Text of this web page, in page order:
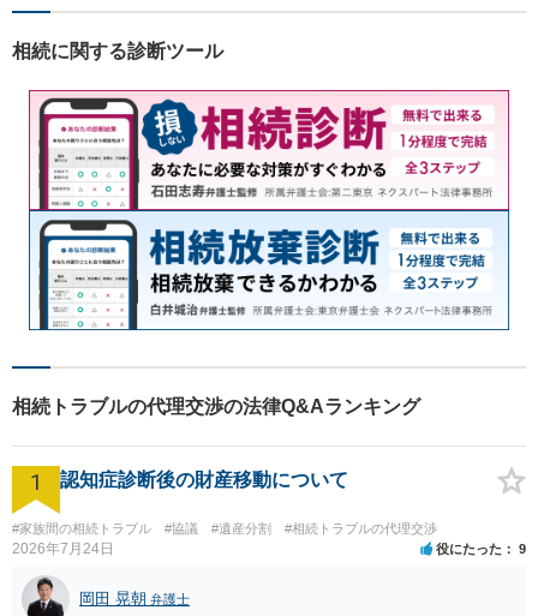
相続に関する診断ツール
相続トラブルの代理交渉の法律Q&Aランキング
1 認知症診断後の財産移動について
#家族間の相続トラブル #協議 #遺産分割 #相続トラブルの代理交渉
2026年7月24日 役にたった 9
岡田 晃朝 弁護士